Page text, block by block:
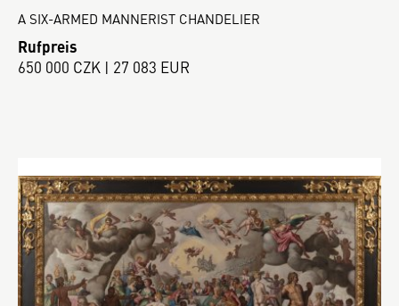
A SIX-ARMED MANNERIST CHANDELIER
Rufpreis
650 000 CZK | 27 083 EUR